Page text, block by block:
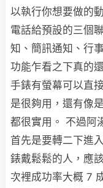
以執行你想要做的
電話給預設的三個
知、簡訊通知、行
功能乍看之下真的
手錶有螢幕可以直
是很夠用，還有像
都很實用。 不過阿
首先是要轉二下進
錶戴鬆鬆的人，應
次裡成功率大概 7